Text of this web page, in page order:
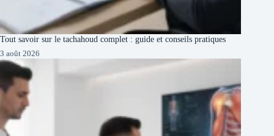
Tout savoir sur le tachahoud complet : guide et conseils pratiques
3 août 2026